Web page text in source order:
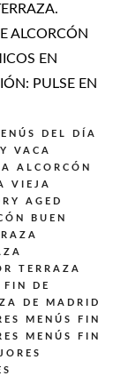
ALCORCÓN
EN
PULSE EN
DEL DÍA
VACA
ALCORCÓN
VIEJA
AGED
BUEN
TERRAZA
FIN DE
DE MADRID
MENÚS FIN
MENÚS FIN